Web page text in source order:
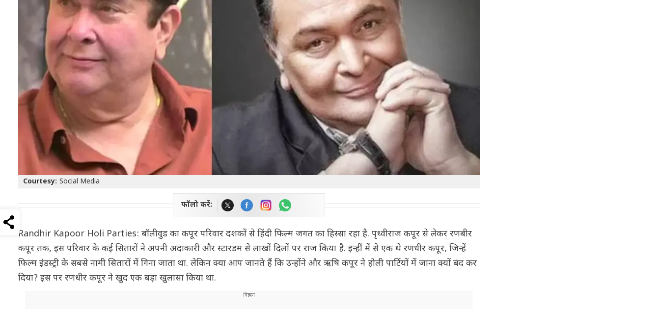
Courtesy: Social Media
फॉलो करें:
Randhir Kapoor Holi Parties: बॉलीवुड का कपूर परिवार दशकों से हिंदी फिल्म जगत का हिस्सा रहा है. पृथ्वीराज कपूर से लेकर रणबीर
कपूर तक, इस परिवार के कई सितारों ने अपनी अदाकारी और स्टारडम से लाखों दिलों पर राज किया है. इन्हीं में से एक थे रणधीर कपूर, जिन्हें
फिल्म इंडस्ट्री के सबसे नामी सितारों में गिना जाता था. लेकिन क्या आप जानते हैं कि उन्होंने और ऋषि कपूर ने होली पार्टियों में जाना क्यों बंद कर
दिया? इस पर रणधीर कपूर ने खुद एक बड़ा खुलासा किया था.